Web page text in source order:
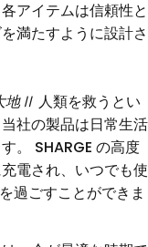
アイテムは信頼性と
満たすように設計さ
地Ⅱ 人類を救うとい
社の製品は日常生活
。 SHARGE の高度
電され、いつでも使
過ごすことができま